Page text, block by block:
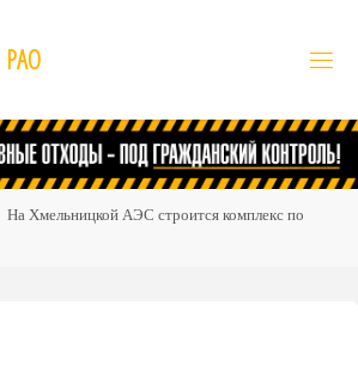
РАО
На Хмельницкой АЭС строится комплекс по